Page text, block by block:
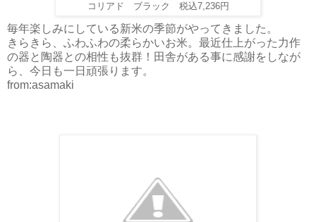
コリアド ブラック 税込7,236円
毎年楽しみにしている新米の季節がやってきました。
きらきら、ふわふわの柔らかいお米。最近仕上がった力作
の器と陶器との相性も抜群！田舎がある事に感謝をしなが
ら、今日も一日頑張ります。
from:asamaki